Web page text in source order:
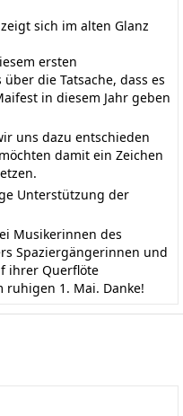
sich im alten Glanz
ersten
die Tatsache, dass es
in diesem Jahr geben
uns dazu entschieden
damit ein Zeichen
Unterstützung der
Musikerinnen des
Spaziergängerinnen und
ihrer Querflöte
ruhigen 1. Mai. Danke!